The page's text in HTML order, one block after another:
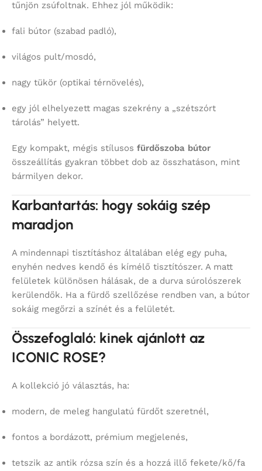
tűnjön zsúfoltnak. Ehhez jól működik:
fali bútor (szabad padló),
világos pult/mosdó,
nagy tükör (optikai térnövelés),
egy jól elhelyezett magas szekrény a „szétszórt
tárolás” helyett.
Egy kompakt, mégis stílusos fürdőszoba bútor
összeállítás gyakran többet dob az összhatáson, mint
bármilyen dekor.
Karbantartás: hogy sokáig szép
maradjon
A mindennapi tisztításhoz általában elég egy puha,
enyhén nedves kendő és kímélő tisztítószer. A matt
felületek különösen hálásak, de a durva súrolószerek
kerülendők. Ha a fürdő szellőzése rendben van, a bútor
sokáig megőrzi a színét és a felületét.
Összefoglaló: kinek ajánlott az
ICONIC ROSE?
A kollekció jó választás, ha:
modern, de meleg hangulatú fürdőt szeretnél,
fontos a bordázott, prémium megjelenés,
tetszik az antik rózsa szín és a hozzá illő fekete/kő/fa